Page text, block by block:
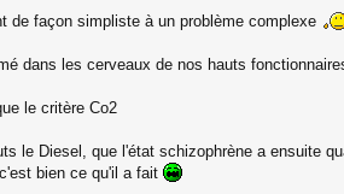
de façon simpliste à un problème complexe
dans les cerveaux de nos hauts
le critère Co2
le Diesel, que l'état schizophrène a ensuite
bien ce qu'il a fait